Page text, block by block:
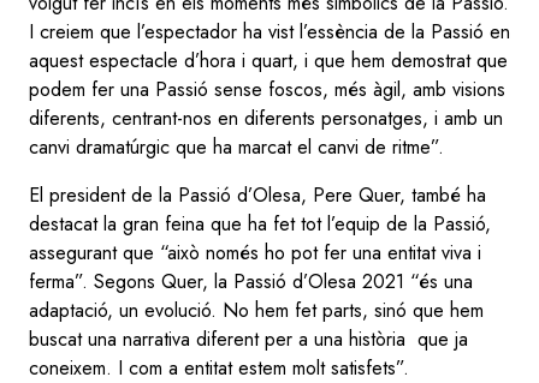
I creiem que l’espectador ha vist l’essència de la Passió en
aquest espectacle d’hora i quart, i que hem demostrat que
podem fer una Passió sense foscos, més àgil, amb visions
diferents, centrant-nos en diferents personatges, i amb un
canvi dramatúrgic que ha marcat el canvi de ritme”.
El president de la Passió d’Olesa, Pere Quer, també ha
destacat la gran feina que ha fet tot l’equip de la Passió,
assegurant que “això només ho pot fer una entitat viva i
ferma”. Segons Quer, la Passió d’Olesa 2021 “és una
adaptació, un evolució. No hem fet parts, sinó que hem
buscat una narrativa diferent per a una història que ja
coneixem. I com a entitat estem molt satisfets”.